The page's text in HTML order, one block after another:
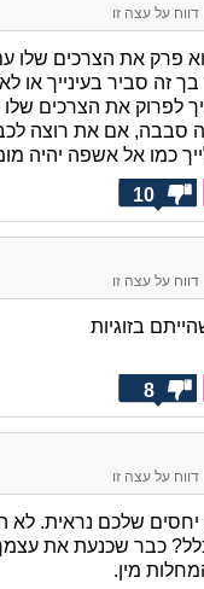
דווח על עצה זו
פרק את הצרכים שלו
בך זה סביר בעינייך או
לפרוק את הצרכים
סבבה, אם את רוצה
כמו אל אשפה יהיה
10
דווח על עצה זו
בזוגיות
8
דווח על עצה זו
שלכם נראית. לא
כבר שכנעת את
מין.